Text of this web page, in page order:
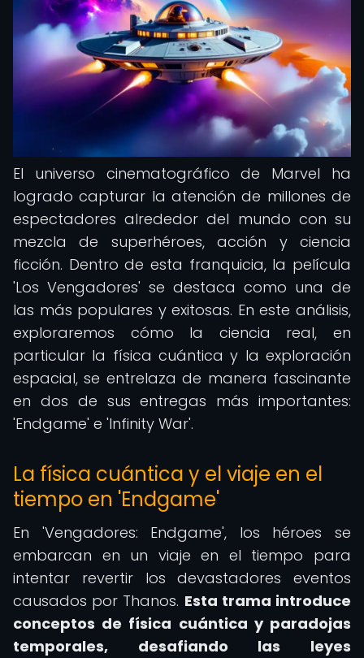
El universo cinematográfico de Marvel ha
logrado capturar la atención de millones de
espectadores alrededor del mundo con su
mezcla de superhéroes, acción y ciencia
ficción. Dentro de esta franquicia, la película
'Los Vengadores' se destaca como una de
las más populares y exitosas. En este análisis,
exploraremos cómo la ciencia real, en
particular la física cuántica y la exploración
espacial, se entrelaza de manera fascinante
en dos de sus entregas más importantes:
'Endgame' e 'Infinity War'.
La física cuántica y el viaje en el
tiempo en 'Endgame'
En 'Vengadores: Endgame', los héroes se
embarcan en un viaje en el tiempo para
intentar revertir los devastadores eventos
causados por Thanos. Esta trama introduce
conceptos de física cuántica y paradojas
temporales, desafiando las leyes